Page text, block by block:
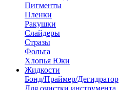
Пигменты
Пленки
Ракушки
Слайдеры
Стразы
Фольга
Хлопья Юки
Жидкости
Бонд/Праймер/Дегидратор
Для очистки инструмента